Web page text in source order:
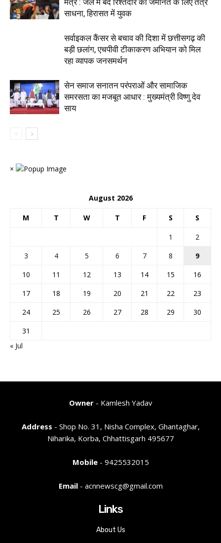
साधना, हिरासत में युवक
सर्वाइकल कैंसर से बचाव की दिशा में छत्तीसगढ़ की
बड़ी छलांग, एचपीवी टीकाकरण अभियान को मिल
रहा व्यापक जनसमर्थन
सेन समाज सनातन परंपराओं और सामाजिक
समरसता का मजबूत आधार : मुख्यमंत्री विष्णु देव
साय
×
August 2026
M T W T F S S
1
2
3
4 5 6 7 8
9
10
11 12 13 14 15
16
17
18 19 20 21 22
23
24
25 26 27 28 29
30
31
« Jul
Owner- Kamlesh Yadav
Address - Shop No. 31, Nisha Complex, Ghantaghar,
Niharika, Korba, Chhattisgarh 495677
Mobile- 9425532015
Email- acnnewscg@gmail.com
Links
About Us